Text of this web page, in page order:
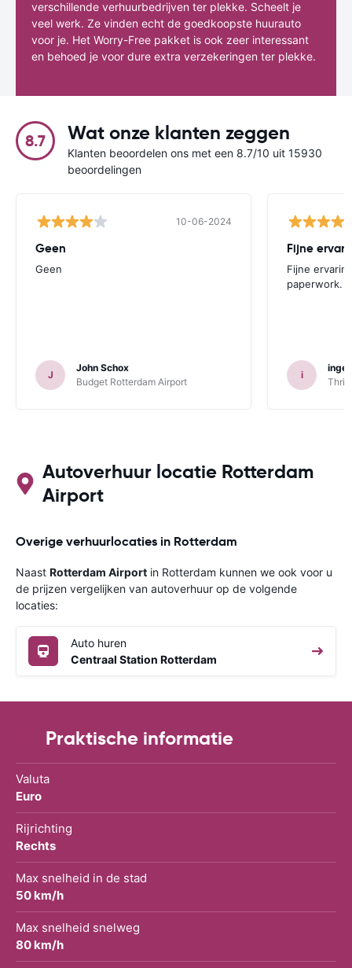
verschillende verhuurbedrijven ter plekke. Scheelt je
veel werk. Ze vinden echt de goedkoopste huurauto
voor je. Het Worry-Free pakket is ook zeer interessant
en behoed je voor dure extra verzekeringen ter plekke.
8.7 Wat onze klanten zeggen
Klanten beoordelen ons met een 8.7/10 uit 15930
beoordelingen
10-06-2024
Geen
Geen
J
John Schox
Budget Rotterdam Airport
Fijne
Fijne
paperwork.
i
Autoverhuur locatie Rotterdam
Airport
Overige verhuurlocaties in Rotterdam
Naast Rotterdam Airport in Rotterdam kunnen we ook voor u
de prijzen vergelijken van autoverhuur op de volgende
locaties:
Auto huren
Centraal Station Rotterdam
Praktische informatie
Valuta
Euro
Rijrichting
Rechts
Max snelheid in de stad
50 km/h
Max snelheid snelweg
80 km/h